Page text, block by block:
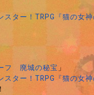
スター！TRPG『猫の女神
フ 廃城の秘宝」
スター！TRPG『猫の女